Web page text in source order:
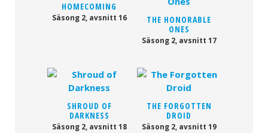
HOMECOMING
Säsong 2, avsnitt 16
THE HONORABLE
ONES
Säsong 2, avsnitt 17
SHROUD OF
DARKNESS
Säsong 2, avsnitt 18
THE FORGOTTEN
DROID
Säsong 2, avsnitt 19